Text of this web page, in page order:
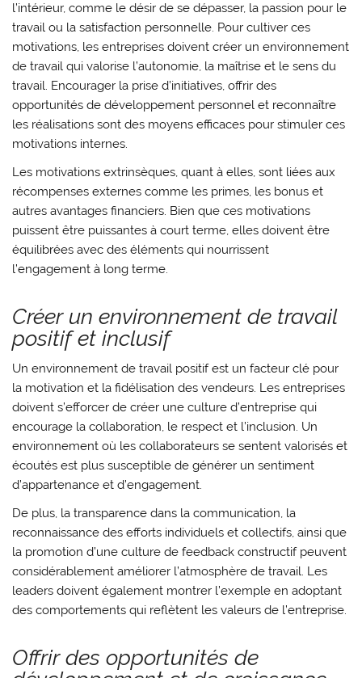
l’intérieur, comme le désir de se dépasser, la passion pour le
travail ou la satisfaction personnelle. Pour cultiver ces
motivations, les entreprises doivent créer un environnement
de travail qui valorise l’autonomie, la maîtrise et le sens du
travail. Encourager la prise d’initiatives, offrir des
opportunités de développement personnel et reconnaître
les réalisations sont des moyens efficaces pour stimuler ces
motivations internes.
Les motivations extrinsèques, quant à elles, sont liées aux
récompenses externes comme les primes, les bonus et
autres avantages financiers. Bien que ces motivations
puissent être puissantes à court terme, elles doivent être
équilibrées avec des éléments qui nourrissent
l’engagement à long terme.
Créer un environnement de travail
positif et inclusif
Un environnement de travail positif est un facteur clé pour
la motivation et la fidélisation des vendeurs. Les entreprises
doivent s’efforcer de créer une culture d’entreprise qui
encourage la collaboration, le respect et l’inclusion. Un
environnement où les collaborateurs se sentent valorisés et
écoutés est plus susceptible de générer un sentiment
d’appartenance et d’engagement.
De plus, la transparence dans la communication, la
reconnaissance des efforts individuels et collectifs, ainsi que
la promotion d’une culture de feedback constructif peuvent
considérablement améliorer l’atmosphère de travail. Les
leaders doivent également montrer l’exemple en adoptant
des comportements qui reflètent les valeurs de l’entreprise.
Offrir des opportunités de